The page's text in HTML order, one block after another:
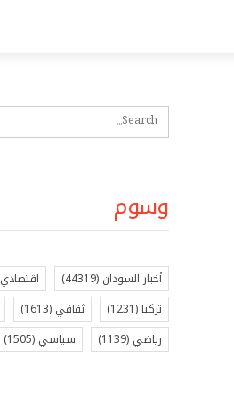
وسوم
أخبار السودان (44319) اقتصادي
تركيا (1231) ثقافي (1613)
رياضي (1139) سياسي (1505)